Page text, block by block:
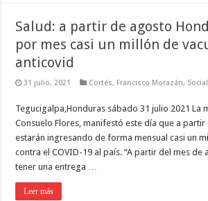
Salud: a partir de agosto
por mes casi un millón de
anticovid
31 julio, 2021 Cortés, Francisco Morazán,
Tegucigalpa,Honduras sábado 31 julio 2021 La
Consuelo Flores, manifestó este día que a
estarán ingresando de forma mensual casi un
contra el COVID-19 al país. “A partir del mes de
tener una entrega …
Leer más